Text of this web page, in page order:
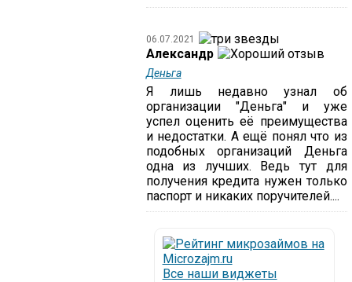
06.07.2021
Александр
Деньга
Я лишь недавно узнал об
организации "Деньга" и уже
успел оценить её преимущества
и недостатки. А ещё понял что из
подобных организаций Деньга
одна из лучших. Ведь тут для
получения кредита нужен только
паспорт и никаких поручителей....
Все наши виджеты